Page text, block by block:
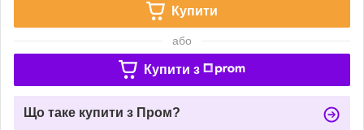
Купити
або
Купити з
Що таке купити з Пром?